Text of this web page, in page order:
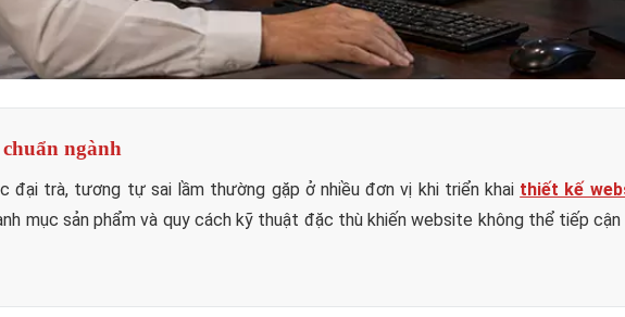
ngành
đại trà, tương tự sai lầm thường gặp ở nhiều đơn vị khi triển khai thiết kế
mục sản phẩm và quy cách kỹ thuật đặc thù khiến website không thể tiếp cận